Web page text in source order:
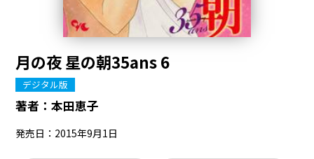
月の夜 星の朝35ans 6
デジタル版
著者：本田恵子
発売日：2015年9月1日